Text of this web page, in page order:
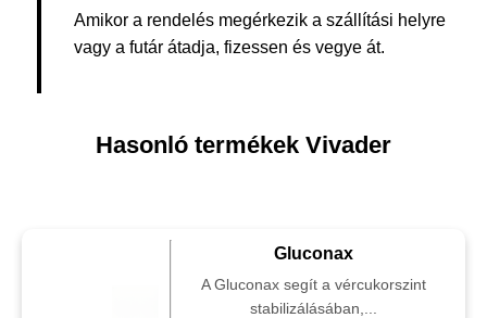
Amikor a rendelés megérkezik a szállítási helyre
vagy a futár átadja, fizessen és vegye át.
Hasonló termékek Vivader
Gluconax
A Gluconax segít a vércukorszint
stabilizálásában,...